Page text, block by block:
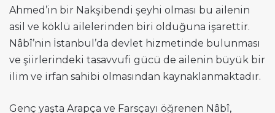
Ahmed’in bir Nakşibendi şeyhi olması bu ailenin
asil ve köklü ailelerinden biri olduğuna işarettir.
Nâbî’nin İstanbul’da devlet hizmetinde bulunması
ve şiirlerindeki tasavvufi gücü de ailenin büyük bir
ilim ve irfan sahibi olmasından kaynaklanmaktadır.
Genç yaşta Arapça ve Farsçayı öğrenen Nâbî,